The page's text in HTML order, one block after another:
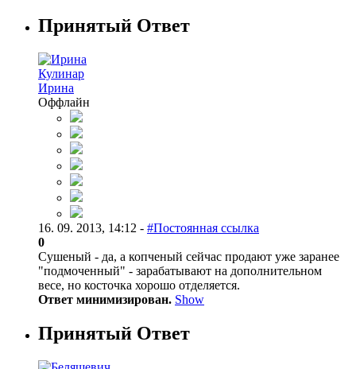
Принятый Ответ
Кулинар
Ирина
Оффлайн
16. 09. 2013, 14:12 - #Постоянная ссылка
0
Сушеный - да, а копченый сейчас продают уже заранее
"подмоченный" - зарабатывают на дополнительном
весе, но косточка хорошо отделяется.
Ответ минимизирован. Show
Принятый Ответ